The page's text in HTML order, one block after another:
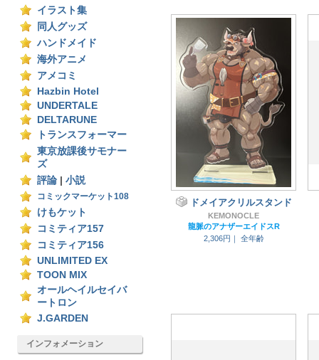
イラスト集
同人グッズ
ハンドメイド
海外アニメ
アメコミ
Hazbin Hotel
UNDERTALE
DELTARUNE
トランスフォーマー
東京放課後サモナー
ズ
評論
小説
コミックマーケット108
けもケット
コミティア157
コミティア156
UNLIMITED EX
TOON MIX
オールヘイルセイバ
ートロン
J.GARDEN
インフォメーション
ドメイアクリルスタンド
KEMONOCLE
龍脈のアナザーエイドスR
2,306円｜
全年齢